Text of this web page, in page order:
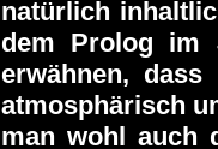
natürlich
dem Prolog im
erwähnen,
atmosphärisch
man wohl auch